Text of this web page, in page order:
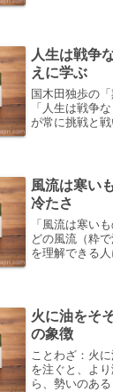
に自己研鑽を
人生は戦争
えに学ぶ
国木田独歩の
「人生は戦争
が常に挑戦と戦
事業を征服す
風流は寒い
冷たさ
「風流は寒い
どの風流（粋
を理解できる
このことわざ
火に油をそ
の象徴
ことわざ：火
を注ぐと、よ
ら、勢いのあ